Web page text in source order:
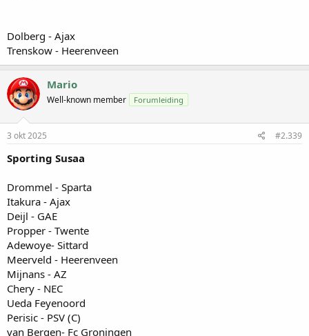
Dolberg - Ajax
Trenskow - Heerenveen
Mario
Well-known member Forumleiding
3 okt 2025 #2.339
Sporting Susaa
Drommel - Sparta
Itakura - Ajax
Deijl - GAE
Propper - Twente
Adewoye- Sittard
Meerveld - Heerenveen
Mijnans - AZ
Chery - NEC
Ueda Feyenoord
Perisic - PSV (C)
van Bergen- Fc Groningen